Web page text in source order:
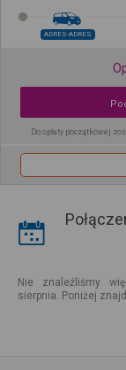
ADRES-ADRES
Do opłaty początkowej
Nie znaleźliśmy
sierpnia. Poniżej